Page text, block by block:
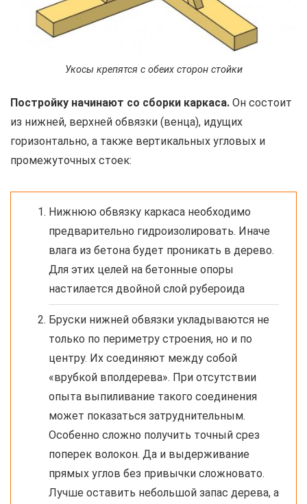
Укосы крепятся с обеих сторон стойки
Постройку начинают со сборки каркаса. Он состоит
из нижней, верхней обвязки (венца), идущих
горизонтально, а также вертикальных угловых и
промежуточных стоек:
Нижнюю обвязку каркаса необходимо
предварительно гидроизолировать. Иначе
влага из бетона будет проникать в дерево.
Для этих целей на бетонные опоры
настилается двойной слой рубероида
Бруски нижней обвязки укладываются не
только по периметру строения, но и по
центру. Их соединяют между собой
«врубкой вполдерева». При отсутствии
опыта выпиливание такого соединения
может показаться затруднительным.
Особенно сложно получить точный срез
поперек волокон. Да и выдерживание
прямых углов без привычки сложновато.
Лучше оставить небольшой запас дерева, а